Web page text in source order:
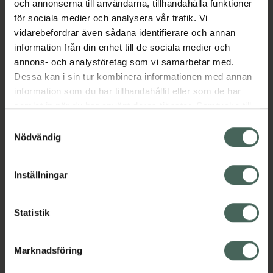
och annonserna till användarna, tillhandahålla funktioner
för sociala medier och analysera vår trafik. Vi
vidarebefordrar även sådana identifierare och annan
information från din enhet till de sociala medier och
annons- och analysföretag som vi samarbetar med.
Dessa kan i sin tur kombinera informationen med annan
information som du har tillhandahållit eller som de har
återkalla ditt samtycke via webbplatsens
cookieinställningar. Ett återkallat samtycke påverkar inte
lagligheten av behandling som skett innan återkallelsen.
Nödvändig
Inställningar
Statistik
Marknadsföring
Jämförpris 21,93 kr/ml
EAN:05000167354706
Kategorier:
AnsiktsvårdHudvårdKroppsvård
Ögonkräm
Omdömen Visa
Innehåll Visa
Instruktioner Visa